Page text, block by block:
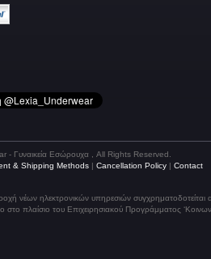
Γυναικεία Εσώρουχα , All Rights Reserved.
& Shipping Methods | Cancellation Policy | Contact
νέων ηλεκτρονικών υπηρεσιών
στο πλαίσιο του Επιχειρησιακού Προγράμματος